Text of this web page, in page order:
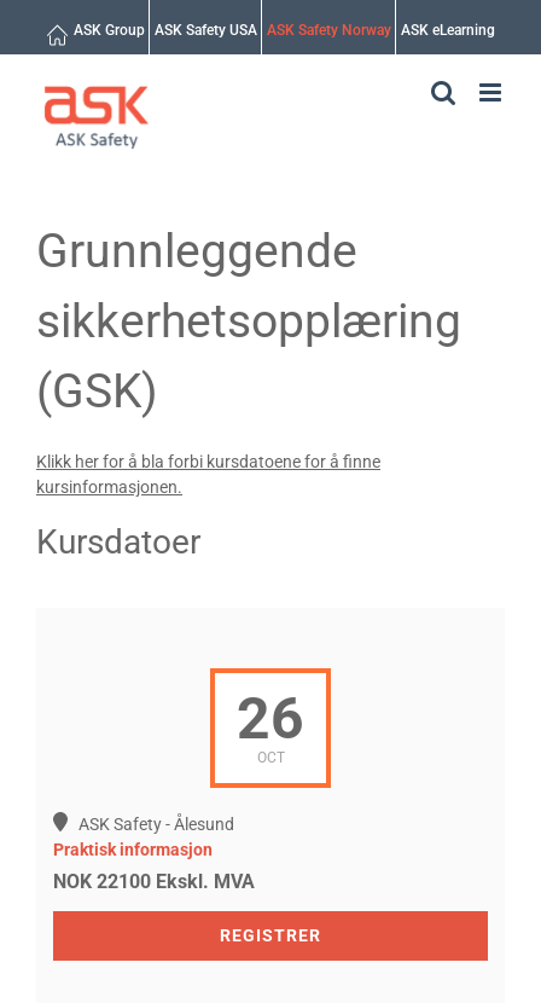
ASK Group ASK Safety USA ASK Safety Norway ASK eLearning
Grunnleggende
sikkerhetsopplæring
(GSK)
Klikk her for å bla forbi kursdatoene for å finne
kursinformasjonen.
Kursdatoer
26
OCT
ASK Safety - Ålesund
Praktisk informasjon
NOK 22100 Ekskl. MVA
REGISTRER